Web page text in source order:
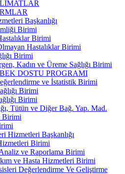
Başkanlığı
Birimi
Birimi
Hastalıklar Birimi
Birimi
Kadın ve Üreme Sağlığı Birimi
DOSTU PROGRAMI
ve İstatistik Birimi
Birimi
Birimi
Tütün ve Diğer Bağ. Yap. Mad.
Birimi
Hizmetleri Başkanlığı
Birimi
ve Raporlama Birimi
ve Hasta Hizmetleri Birimi
Değerlendirme Ve Geliştirme